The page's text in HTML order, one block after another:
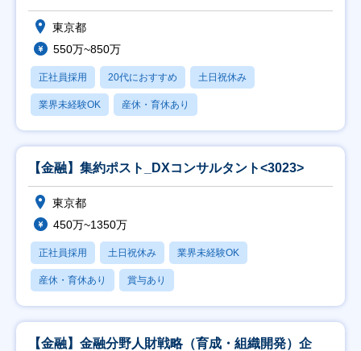
東京都
550万~850万
正社員採用 20代におすすめ 土日祝休み
業界未経験OK 産休・育休あり
【金融】集約ポスト_DXコンサルタント<3023>
東京都
450万~1350万
正社員採用 土日祝休み 業界未経験OK
産休・育休あり 賞与あり
【金融】金融分野人財戦略（育成・組織開発）企